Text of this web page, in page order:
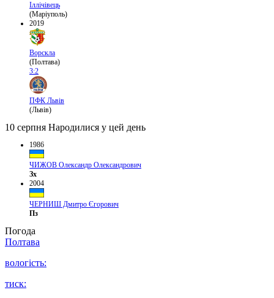
Іллічівець
(Маріуполь)
2019
Ворскла
(Полтава)
3:2
ПФК Львів
(Львів)
10 серпня Народилися у цей день
1986
ЧИЖОВ Олександр Олександрович
Зх
2004
ЧЕРНИШ Дмитро Єгорович
Пз
Погода
Полтава
вологість:
тиск: